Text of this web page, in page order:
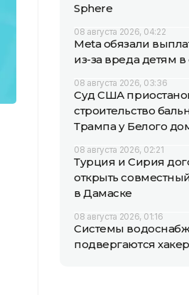
Sphere
08 августа 2026, 04:22
Meta обязали
из-за вреда детям в
08 августа 2026, 03:36
Суд США
строительство
Трампа у Белого
08 августа 2026, 02:21
Турция и Сирия
открыть
в Дамаске
08 августа 2026, 01:16
Системы
подвергаются